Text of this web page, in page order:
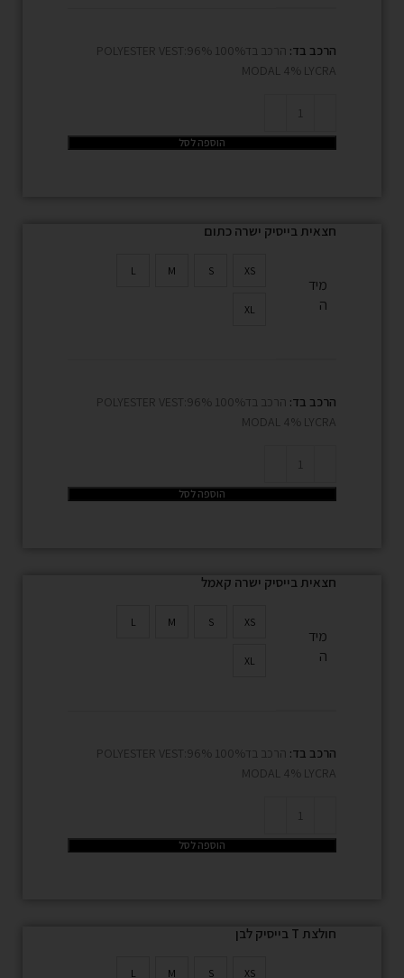
הרכב בד:
הרכב בד100% POLYESTER VEST:96%
MODAL 4% LYCRA
הוספה לסל
חצאית בייסיק ישרה כתום
מיד
ה
XS
S
M
L
XL
הרכב בד:
הרכב בד100% POLYESTER VEST:96%
MODAL 4% LYCRA
הוספה לסל
חצאית בייסיק ישרה קאמל
מיד
ה
XS
S
M
L
XL
הרכב בד:
הרכב בד100% POLYESTER VEST:96%
MODAL 4% LYCRA
הוספה לסל
חולצת T בייסיק לבן
XS
S
M
L